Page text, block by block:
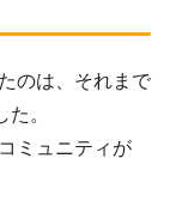
のは、それまで
。
ミュニティが